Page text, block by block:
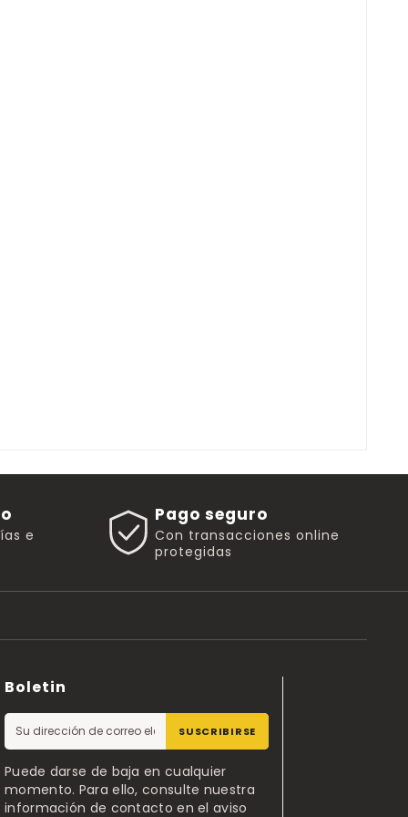
e
Pago seguro
Con transacciones online
protegidas
Boletin
SUSCRIBIRSE
Puede darse de baja en cualquier
momento. Para ello, consulte nuestra
información de contacto en el aviso